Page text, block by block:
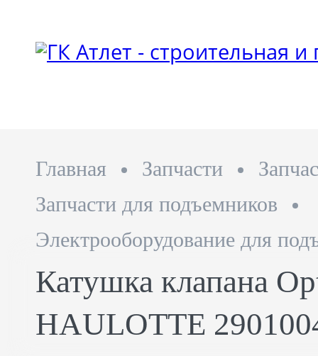
Главная Запчасти
Запчасти для подъемников
Электрооборудование для
Катушка клапана
HAULOTTE